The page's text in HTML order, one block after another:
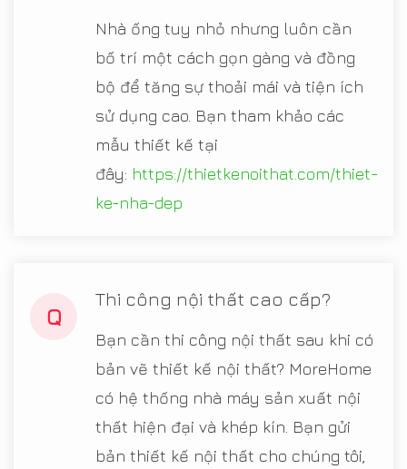
Nhà ống tuy nhỏ nhưng luôn cần
bố trí một cách gọn gàng và đồng
bộ để tăng sự thoải mái và tiện ích
sử dụng cao. Bạn tham khảo các
mẫu thiết kế tại
đây: https://thietkenoithat.com/thiet-
ke-nha-dep
Q
Thi công nội thất cao cấp?
Bạn cần thi công nội thất sau khi có
bản vẽ thiết kế nội thất? MoreHome
có hệ thống nhà máy sản xuất nội
thất hiện đại và khép kín. Bạn gửi
bản thiết kế nội thất cho chúng tôi,